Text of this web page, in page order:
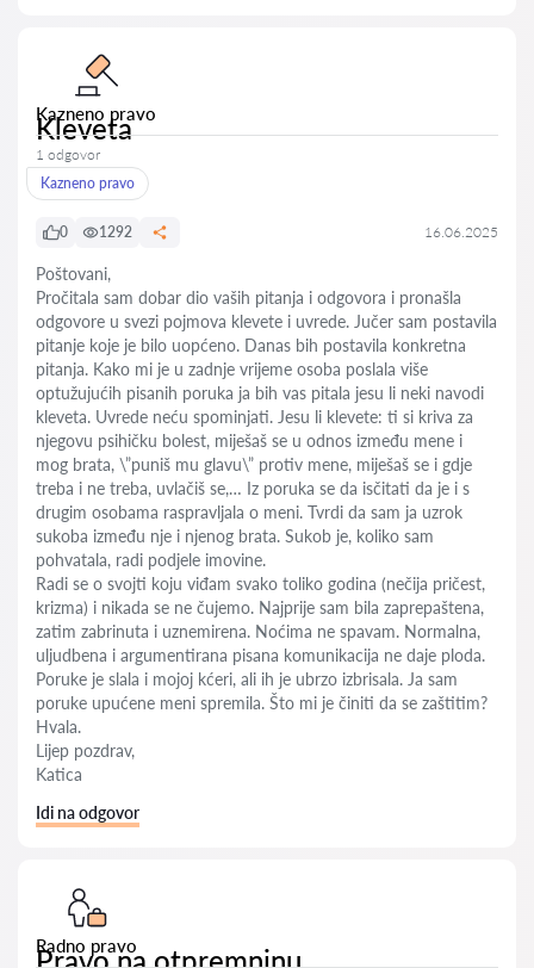
Kazneno pravo
Kleveta
1 odgovor
Kazneno pravo
0 1292 16.06.2025
Poštovani,
Pročitala sam dobar dio vaših pitanja i odgovora i pronašla
odgovore u svezi pojmova klevete i uvrede. Jučer sam postavila
pitanje koje je bilo uopćeno. Danas bih postavila konkretna
pitanja. Kako mi je u zadnje vrijeme osoba poslala više
optužujućih pisanih poruka ja bih vas pitala jesu li neki navodi
kleveta. Uvrede neću spominjati. Jesu li klevete: ti si kriva za
njegovu psihičku bolest, miješaš se u odnos između mene i
mog brata, \”puniš mu glavu\” protiv mene, miješaš se i gdje
treba i ne treba, uvlačiš se,… Iz poruka se da isčitati da je i s
drugim osobama raspravljala o meni. Tvrdi da sam ja uzrok
sukoba između nje i njenog brata. Sukob je, koliko sam
pohvatala, radi podjele imovine.
Radi se o svojti koju viđam svako toliko godina (nečija pričest,
krizma) i nikada se ne čujemo. Najprije sam bila zaprepaštena,
zatim zabrinuta i uznemirena. Noćima ne spavam. Normalna,
uljudbena i argumentirana pisana komunikacija ne daje ploda.
Poruke je slala i mojoj kćeri, ali ih je ubrzo izbrisala. Ja sam
poruke upućene meni spremila. Što mi je činiti da se zaštitim?
Hvala.
Lijep pozdrav,
Katica
Idi na odgovor
Radno pravo
Pravo na otpremninu